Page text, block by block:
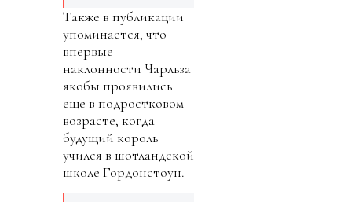
Также в публикации
упоминается, что
впервые
наклонности Чарльза
якобы проявились
еще в подростковом
возрасте, когда
будущий король
учился в шотландской
школе Гордонстоун.